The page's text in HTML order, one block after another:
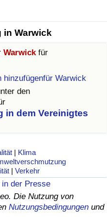
in Warwick
Warwick für
hinzufügenfür Warwick
den
in dem Vereinigtes
| Klima
|Verkehr
in der Presse
Die Nutzung von
Nutzungsbedingungen und
(aktuell)
nach Land